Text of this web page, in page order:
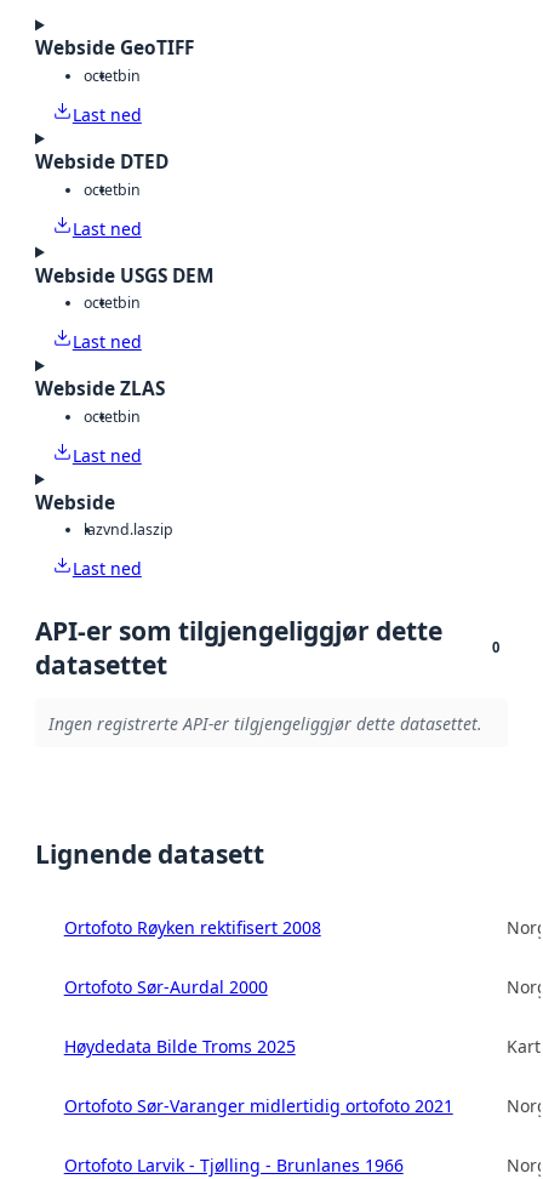
Webside GeoTIFF
octetbin
Last ned
Webside DTED
octetbin
Last ned
Webside USGS DEM
octetbin
Last ned
Webside ZLAS
octetbin
Last ned
Webside
lazvnd.laszip
Last ned
API-er som tilgjengeliggjør dette
datasettet
0
Ingen registrerte API-er tilgjengeliggjør dette datasettet.
Lignende datasett
Ortofoto Røyken rektifisert 2008
Ortofoto Sør-Aurdal 2000
Høydedata Bilde Troms 2025
Ortofoto Sør-Varanger midlertidig ortofoto 2021
Ortofoto Larvik - Tjølling - Brunlanes 1966